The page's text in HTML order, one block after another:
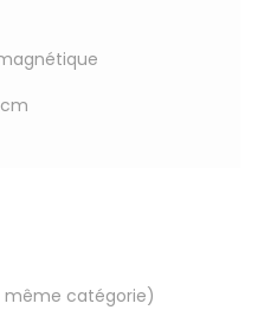
même catégorie)